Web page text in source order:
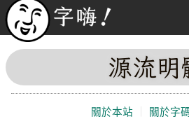
源流明
關於本站 關於字